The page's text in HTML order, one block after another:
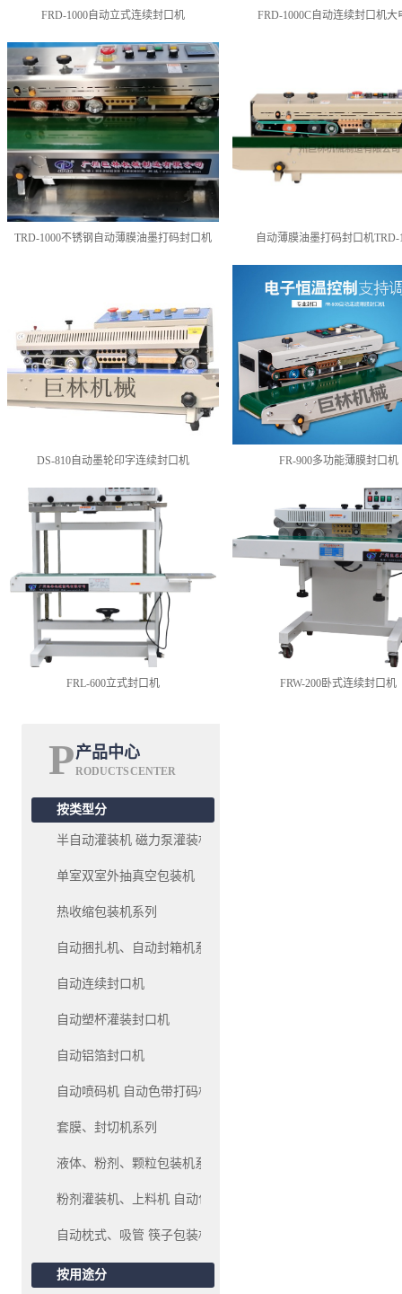
FRD-1000自动立式连续封口机 FRD-1000C自动连续封口机大
TRD-1000不锈钢自动薄膜油墨打码封口机 自动薄膜油墨打码封口机TRD-
DS-810自动墨轮印字连续封口机 FR-900多功能薄膜封口机
FRL-600立式封口机 FRW-200卧式连续封口机
P产品中心
RODUCTS CENTER
按类型分
半自动灌装机 磁力泵灌装机系列
单室双室外抽真空包装机
热收缩包装机系列
自动捆扎机、自动封箱机系列
自动连续封口机
自动塑杯灌装封口机
自动铝箔封口机
自动喷码机 自动色带打码机、油墨移印机系列
套膜、封切机系列
液体、粉剂、颗粒包装机系列
粉剂灌装机、上料机 自动包装机系列
自动枕式、吸管 筷子包装机
按用途分